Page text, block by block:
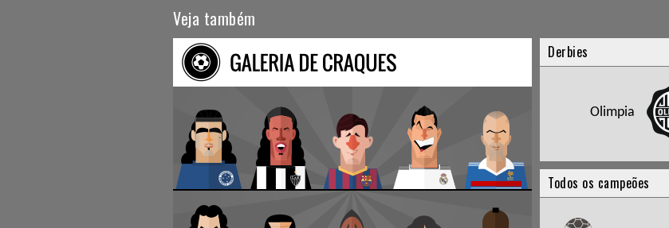
Veja também
Derbies
Olimpia
Todos os campeões